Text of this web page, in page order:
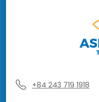
+84 243 719 1918